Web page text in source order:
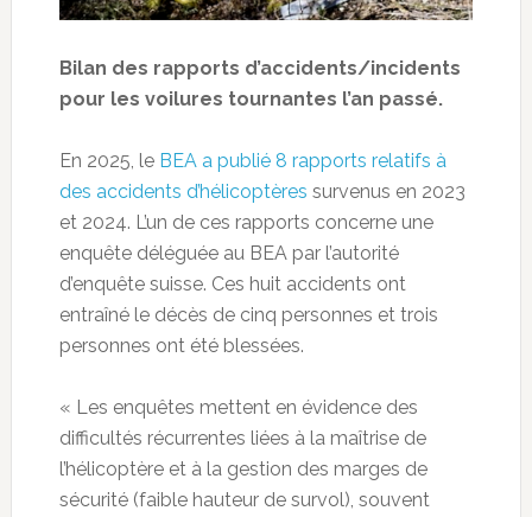
Bilan des rapports d’accidents/incidents
pour les voilures tournantes l’an passé.
En 2025, le BEA a publié 8 rapports relatifs à
des accidents d’hélicoptères survenus en 2023
et 2024. L’un de ces rapports concerne une
enquête déléguée au BEA par l’autorité
d’enquête suisse. Ces huit accidents ont
entraîné le décès de cinq personnes et trois
personnes ont été blessées.
« Les enquêtes mettent en évidence des
difficultés récurrentes liées à la maîtrise de
l’hélicoptère et à la gestion des marges de
sécurité (faible hauteur de survol), souvent